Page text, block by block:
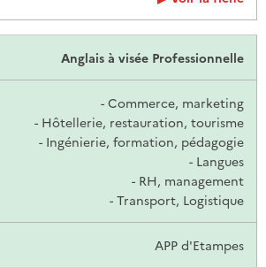
Anglais à visée Professionnelle
- Commerce, marketing
- Hôtellerie, restauration, tourisme
- Ingénierie, formation, pédagogie
- Langues
- RH, management
- Transport, Logistique
APP d'Etampes